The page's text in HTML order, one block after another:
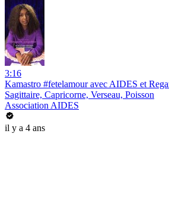
3:16
Kamastro #fetelamour avec AIDES et
Sagittaire, Capricorne, Verseau, Poisson
Association AIDES
il y a 4 ans